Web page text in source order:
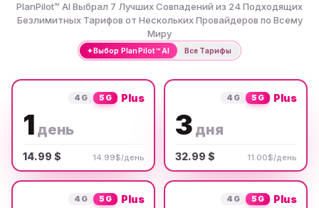
PlanPilot™ AI Выбрал 7 Лучших Совпадений из 24 Подходящих
Безлимитных Тарифов от Нескольких Провайдеров по Всему
Миру
✦Выбор PlanPilot™ AI Все Тарифы
4G 5G Plus
1 день
14.99 $ 14.99$/день
4G 5G Plus
3 дня
32.99 $ 11.00$/день
4G 5G Plus 4G 5G Plus